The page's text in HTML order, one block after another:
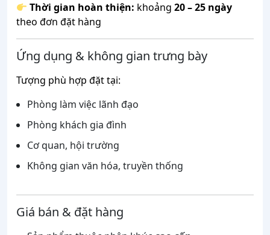
Thời gian hoàn thiện: khoảng20 – 25 ngày
theo đơn đặt hàng
Ứng dụng & không gian trưng bày
Tượng phù hợp đặt tại:
Phòng làm việc lãnh đạo
Phòng khách gia đình
Cơ quan, hội trường
Không gian văn hóa, truyền thống
Giá bán & đặt hàng